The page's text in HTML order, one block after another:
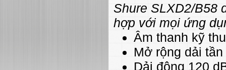
Shure SLXD2/B58
hợp với mọi ứng
Âm thanh kỹ
Mở rộng dải
Dải động 120